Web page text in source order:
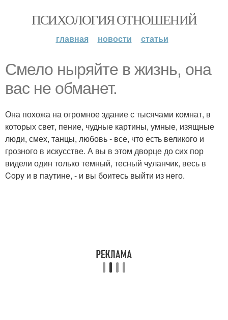
ПСИХОЛОГИЯ ОТНОШЕНИЙ
главная новости статьи
Смело ныряйте в жизнь, она
вас не обманет.
Она похожа на огромное здание с тысячами комнат, в
которых свет, пение, чудные картины, умные, изящные
люди, смех, танцы, любовь - все, что есть великого и
грозного в искусстве. А вы в этом дворце до сих пор
видели один только темный, тесный чуланчик, весь в
Copy и в паутине, - и вы боитесь выйти из него.